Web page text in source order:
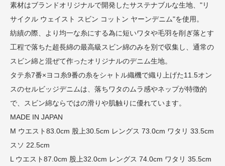
素材はブランドオリジナルで開発したサステナブルな生地、"リ
サイクル ウェイスト スビン コットン ヤーンデニム"を使用。
紡績の際、より均一な糸にする為に短いワタや毛羽を削ぎ落とす
工程で落ちた超長綿の最高級スビン綿のみを別で収集し、通常の
スビン綿と混ぜて作ったオリジナルのデニム生地。
タテ糸7番×ヨコ糸9番の糸をシャトル織機で織り上げた11.5オン
スのセルビッジデニムは、落ちワタのムラ感やネップが特徴的
で、スビン綿ならではの滑りや肌触りに優れています。
MADE IN JAPAN
M ウエスト83.0cm 股上30.5cm レングス 73.0cm ワタリ 33.5cm
スソ 22.5cm
L ウエスト87.0cm 股上32.0cm レングス 74.0cm ワタリ 35.5cm